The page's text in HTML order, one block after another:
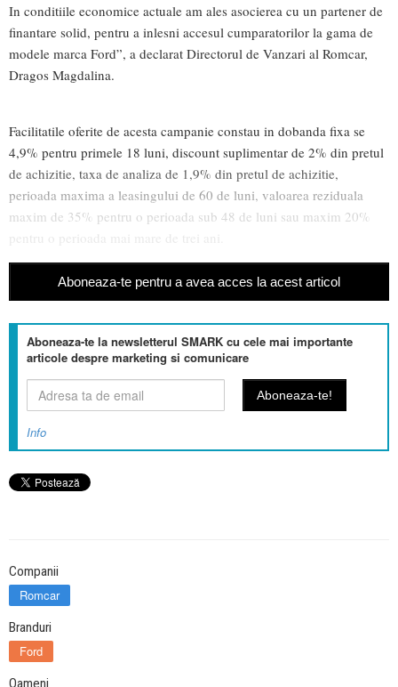
In conditiile economice actuale am ales asocierea cu un partener de
finantare solid, pentru a inlesni accesul cumparatorilor la gama de
modele marca Ford”, a declarat Directorul de Vanzari al Romcar,
Dragos Magdalina.
Facilitatile oferite de acesta campanie constau in dobanda fixa se
4,9% pentru primele 18 luni, discount suplimentar de 2% din pretul
de achizitie, taxa de analiza de 1,9% din pretul de achizitie,
perioada maxima a leasingului de 60 de luni, valoarea reziduala
maxim de 35% pentru o perioada sub 48 de luni sau maxim 20%
pentru o perioada mai mare de trei ani.
Aboneaza-te pentru a avea acces la acest articol
Aboneaza-te la newsletterul SMARK cu cele mai importante
articole despre marketing si comunicare
Info
Companii
Romcar
Branduri
Ford
Oameni